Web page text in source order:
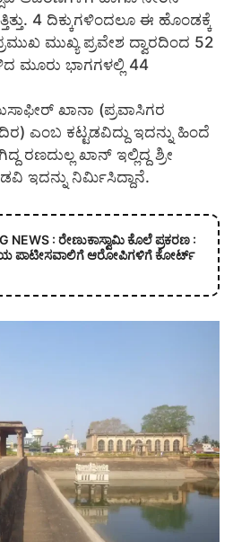
4 ದಿಕ್ಕುಗಳಿಂದಲೂ ಈ ಹೊಂಡಕ್ಕೆ
ಮುಖ್ಯ ಪ್ರವೇಶ ದ್ವಾರದಿಂದ 52
ಮೂರು ಭಾಗಗಳಲ್ಲಿ 44
ಖಾನಾ (ಪ್ರವಾಸಿಗರ
ಎಂಬ ಕಟ್ಟಡವಿದ್ದು ಇದನ್ನು ಹಿಂದೆ
ಖಾನ್ ಇಲ್ಲಿದ್ದ ಶ್ರೀ
ಇದನ್ನು ನಿರ್ಮಿಸಿದ್ದಾನೆ.
NEWS : ರೇಣುಕಾಸ್ವಾಮಿ ಕೊಲೆ ಪ್ರಕರಣ :
ಪಾಟೀಸವಾಲಿಗೆ ಆರೋಪಿಗಳಿಗೆ ಕೋರ್ಟ್